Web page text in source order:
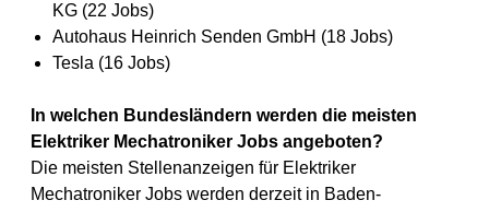
KG (22 Jobs)
Autohaus Heinrich Senden GmbH (18 Jobs)
Tesla (16 Jobs)
In welchen Bundesländern werden die meisten
Elektriker Mechatroniker Jobs angeboten?
Die meisten Stellenanzeigen für Elektriker
Mechatroniker Jobs werden derzeit in Baden-